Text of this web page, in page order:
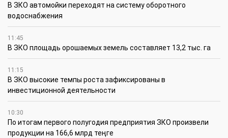
В ЗКО автомойки переходят на систему оборотного
водоснабжения
11:45
В ЗКО площадь орошаемых земель составляет 13,2 тыс. га
11:15
В ЗКО высокие темпы роста зафиксированы в
инвестиционной деятельности
10:30
По итогам первого полугодия предприятия ЗКО произвели
продукции на 166,6 млрд теңге